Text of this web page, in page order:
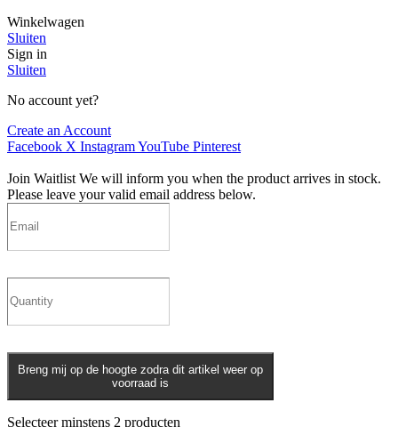
Winkelwagen
Sluiten
Sign in
Sluiten
No account yet?
Create an Account
Facebook X InstagramYouTube Pinterest
Join Waitlist We will inform you when the product arrives in stock.
Please leave your valid email address below.
Breng mij op de hoogte zodra dit artikel weer op
voorraad is
Selecteer minstens 2 producten